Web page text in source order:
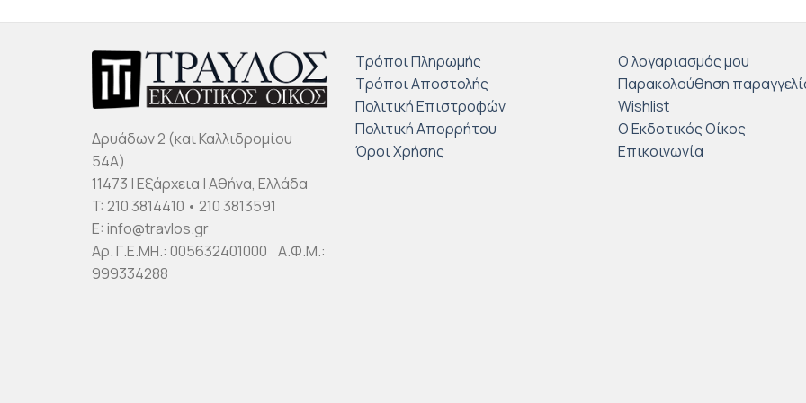
Δρυάδων 2 (και Καλλιδρομίου
54Α)
11473 | Εξάρχεια | Αθήνα, Ελλάδα
T: 210 3814410 • 210 3813591
E: info@travlos.gr
Αρ. Γ.Ε.ΜΗ.: 005632401000 Α.Φ.Μ.:
999334288
Τρόποι Πληρωμής
Τρόποι Αποστολής
Πολιτική Επιστροφών
Πολιτική Απορρήτου
Όροι Χρήσης
Ο λογαριασμός μου
Παρακολούθηση
Wishlist
Ο Εκδοτικός Οίκος
Επικοινωνία